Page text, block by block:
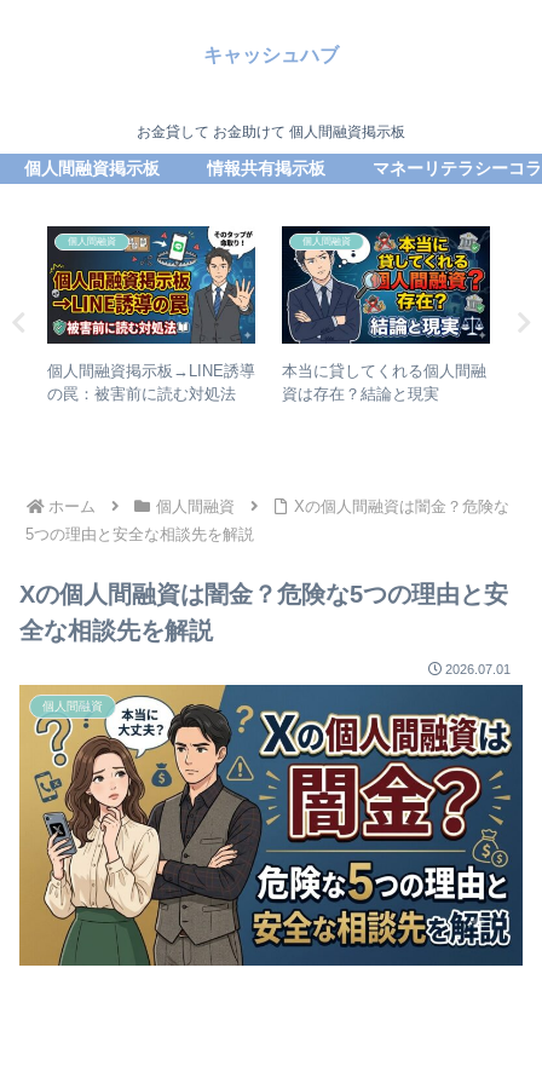
キャッシュハブ
お金貸して お金助けて 個人間融資掲示板
個人間融資掲示板 情報共有掲示板 マネーリテラシーコ
個人間融資
個人間融資掲示板→LINE誘導
の罠：被害前に読む対処法
個人間融資
本当に貸してくれる個人間融
資は存在？結論と現実
ホーム 個人間融資
Xの個人間融資は闇金？危険な
5つの理由と安全な相談先を解説
Xの個人間融資は闇金？危険な5つの理由と安
全な相談先を解説
2026.07.01
個人間融資